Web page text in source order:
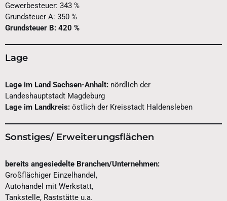
Gewerbesteuer: 343 %
Grundsteuer A: 350 %
Grundsteuer B: 420 %
Lage
Lage im Land Sachsen-Anhalt: nördlich der
Landeshauptstadt Magdeburg
Lage im Landkreis: östlich der Kreisstadt Haldensleben
Sonstiges/ Erweiterungsflächen
bereits angesiedelte Branchen/Unternehmen:
Großflächiger Einzelhandel,
Autohandel mit Werkstatt,
Tankstelle, Raststätte u.a.